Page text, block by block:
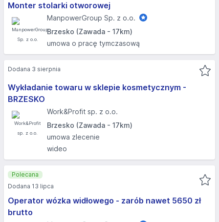
Monter stolarki otworowej
ManpowerGroup Sp. z o.o.
Brzesko (Zawada - 17km)
umowa o pracę tymczasową
Wykładanie towaru w sklepie kosmetycznym -
BRZESKO
Work&Profit sp. z o.o.
Brzesko (Zawada - 17km)
umowa zlecenie
wideo
Dodana 3 sierpnia
Operator wózka widłowego - zarób nawet 5650 zł
brutto
Polecana
Dodana 13 lipca